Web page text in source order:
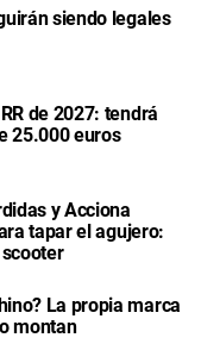
siendo legales
de 2027: tendrá
25.000 euros
y Acciona
tapar el agujero:
La propia marca
montan